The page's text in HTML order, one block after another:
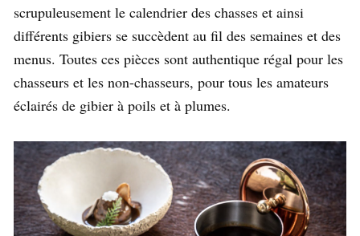
scrupuleusement le calendrier des chasses et ainsi
différents gibiers se succèdent au fil des semaines et des
menus. Toutes ces pièces sont authentique régal pour les
chasseurs et les non-chasseurs, pour tous les amateurs
éclairés de gibier à poils et à plumes.